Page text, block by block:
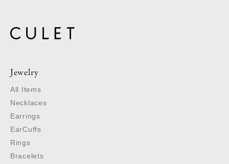
Jewelry
All Items
Necklaces
Earrings
EarCuffs
Rings
Bracelets